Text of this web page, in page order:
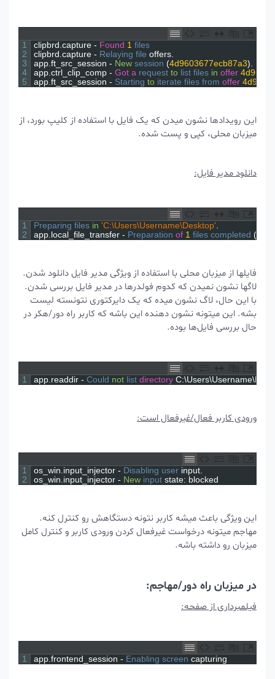
1
2
3
4
5
clipbrd.capture - Found 1
clipbrd.capture - Relaying file offers
app.ft_src_session - New session (4d9603677ecb87a3
app .ctrl_clip_comp - Got a request to list files in offer
app.ft_src_session - Starting to iterate files from offer
این رویدادها نشون میدن که یک فایل با استفاده از کلیپ بورد، از
میزبان محلی، کپی و پست شده.
دانلود مدیر فایل:
1
2
Preparing files in 'C:\Users\Username\Desktop'
app. local_file_transfer - Preparation of 1 files completed
فایلها از میزبان محلی با استفاده از ویژگی مدیر فایل دانلود شدن.
لاگها نشون نمیدن که کدوم فولدرها در مدیر فایل بررسی شدن.
با این حال، لاگ نشون میده که یک دایرکتوری نتونسته لیست
بشه. این میتونه نشون دهنده این باشه که کاربر راه دور/هکر در
حال بررسی فایل‌ها بوده.
1 app.readdir - Could not list directory C:\Users\Username
ورودی کاربر فعال/غیرفعال است:
1
2
os_win.input_injector - Disabling user input
os_win.input_injector - New input state: blocked
این ویژگی باعث میشه کاربر نتونه دستگاهش رو کنترل کنه.
مهاجم میتونه درخواست غیرفعال کردن ورودی کاربر و کنترل کامل
میزبان رو داشته باشه.
در میزبان راه دور/مهاجم:
فیلمبرداری از صفحه:
1 app.frontend_session - Enabling screen capturing